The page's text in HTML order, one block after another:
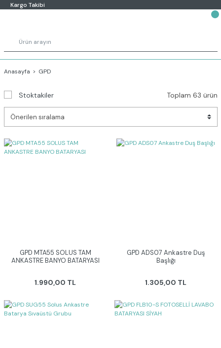
Kargo Takibi
Anasayfa GPD
Stoktakiler Toplam 63 ürün
GPD MTA55 SOLUS TAM
ANKASTRE BANYO BATARYASI
1.990,00 TL
GPD ADS07 Ankastre Duş
Başlığı
1.305,00 TL